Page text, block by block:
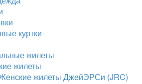
куртки
жилеты
жилеты
жилеты ДжейЭРСи (JRC)